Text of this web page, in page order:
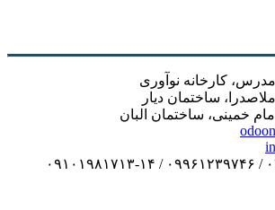
مدرس، کارخانه نوآوری
ساختمان دیار
خمینی، ساختمان البان